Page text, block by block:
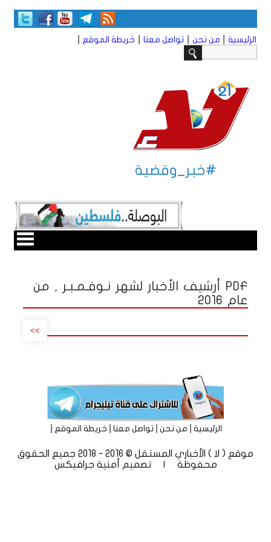
الرئيسية من نحن تواصل معنا خريطة الموقع
#خبر_وقضية
PDF أرشيف الأخبار لشهر نـوفـمـبـر , من
عام 2016
>>
الرئيسية|من نحن|تواصل معنا|خريطة الموقع
موقع ( لا ) الأخباري المستقل © 2016 - 2018 جميع الحقوق
محفوظة | تصميم
أمنية جرافيكس